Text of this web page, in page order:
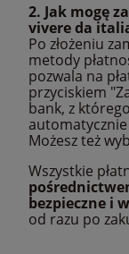
2. Jak mogę
vivere da
Po złożeniu
metody
pozwala na
przyciskiem
bank, z
Możesz też
Wszystkie
bezpieczne i
od razu po